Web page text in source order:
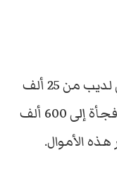
في عام 2013، كان الدخل الشخصي لديب من 25 ألف
دولار سنويا حتى عام 2012 – قفز فجأة إلى 600 ألف
الأموال.